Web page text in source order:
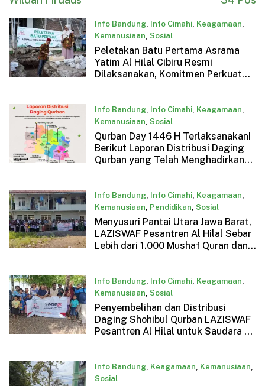
Info Bandung, Info Cimahi, Keagamaan,
Kemanusiaan, Sosial
Agustus 1, 2025
Peletakan Batu Pertama Asrama
Yatim Al Hilal Cibiru Resmi
Dilaksanakan, Komitmen Perkuat
Info Bandung, Info Cimahi, Keagamaan,
Kemanusiaan, Sosial
Juni 16, 2025
Qurban Day 1446 H Terlaksanakan!
Berikut Laporan Distribusi Daging
Qurban yang Telah Menghadirkan
Info Bandung, Info Cimahi, Keagamaan,
Kemanusiaan, Pendidikan, Sosial
Juni 14, 2025
Menyusuri Pantai Utara Jawa Barat,
LAZISWAF Pesantren Al Hilal Sebar
Lebih dari 1.000 Mushaf Quran dan
Info Bandung, Info Cimahi, Keagamaan,
Kemanusiaan, Sosial
Juni 12, 2025
Penyembelihan dan Distribusi
Daging Shohibul Qurban LAZISWAF
Pesantren Al Hilal untuk Saudara di
Info Bandung, Keagamaan, Kemanusiaan,
Sosial